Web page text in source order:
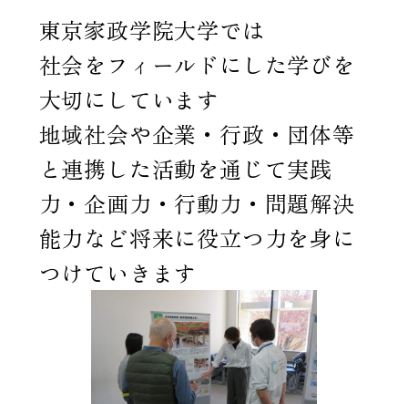
東京家政学院大学では
社会をフィールドにした学びを
大切にしています
地域社会や企業・行政・団体等
と連携した活動を通じて実践
力・企画力・行動力・問題解決
能力など将来に役立つ力を身に
つけていきます